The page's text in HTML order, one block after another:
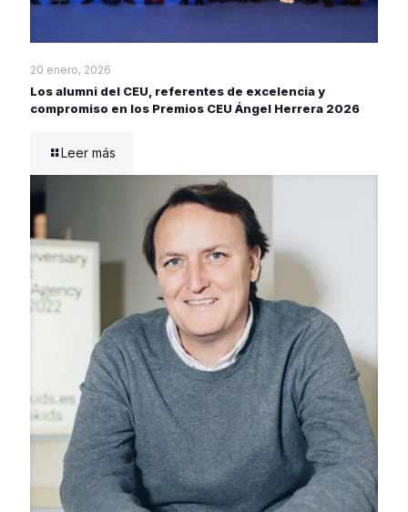
20 enero, 2026
Los alumni del CEU, referentes de excelencia y
compromiso en los Premios CEU Ángel Herrera 2026
Leer más